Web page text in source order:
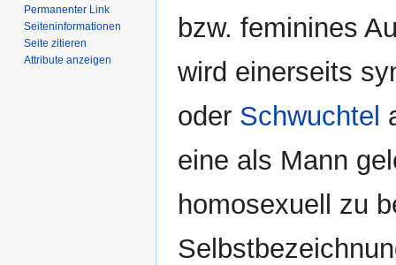
bzw. feminines
wird einerseits
oder Schwuchtel
eine als Mann
homosexuell zu
Permanenter Link
Seiten­­informationen
Seite zitieren
Attribute anzeigen